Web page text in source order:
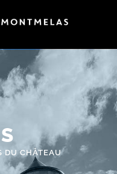
DU CHÂTEAU